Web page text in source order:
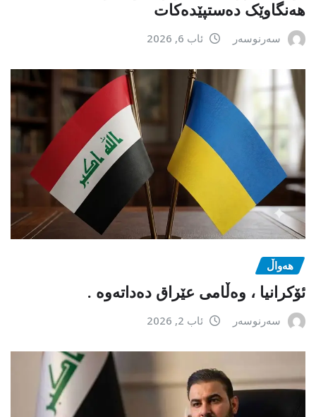
هەنگاوێک دەستپێدەکات
سەرنوسەر ئاب 6, 2026
هەواڵ
ئۆکرانیا ، وەڵامی عێراق دەداتەوە .
سەرنوسەر ئاب 2, 2026